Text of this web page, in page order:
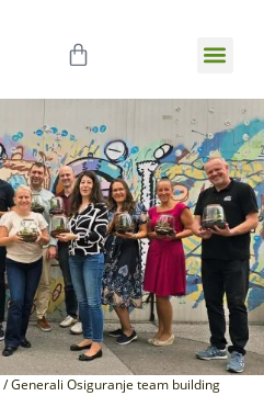
/ Generali Osiguranje team building